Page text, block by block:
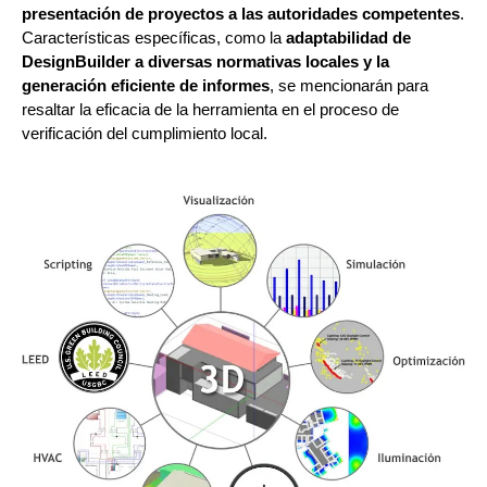
presentación de proyectos a las autoridades competentes.
Características específicas, como la adaptabilidad de
DesignBuilder a diversas normativas locales y la
generación eficiente de informes, se mencionarán para
resaltar la eficacia de la herramienta en el proceso de
verificación del cumplimiento local.